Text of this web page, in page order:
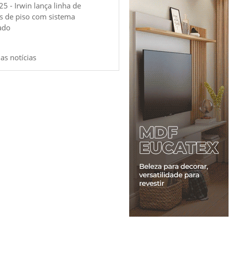
- Irwin lança linha de
de piso com sistema
notícias